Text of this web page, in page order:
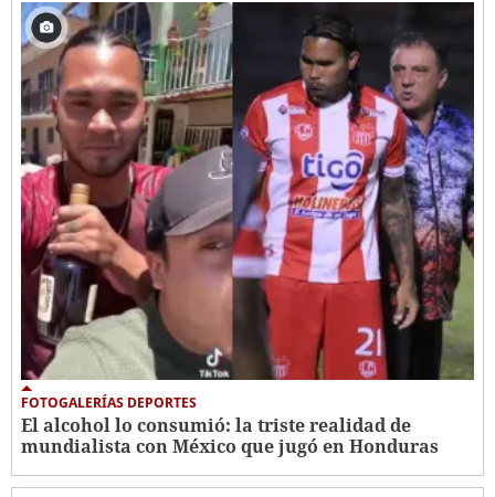
FOTOGALERÍAS DEPORTES
El alcohol lo consumió: la triste realidad de
mundialista con México que jugó en Honduras